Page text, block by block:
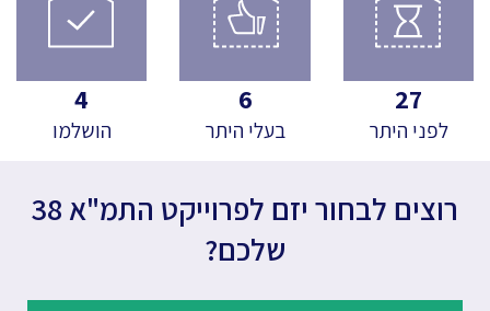
27
לפני היתר
6
בעלי היתר
4
הושלמו
רוצים לבחור יזם לפרוייקט התמ"א 38
שלכם?